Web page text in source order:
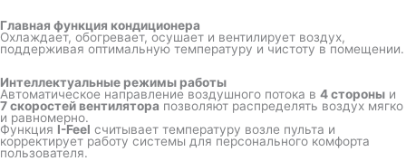
Главная функция кондиционера
Охлаждает, обогревает, осушает и вентилирует воздух,
поддерживая оптимальную температуру и чистоту в помещении.
Интеллектуальные режимы работы
Автоматическое направление воздушного потока в 4 стороны и
7 скоростей вентилятора позволяют распределять воздух мягко
и равномерно.
Функция I-Feel считывает температуру возле пульта и
корректирует работу системы для персонального комфорта
пользователя.